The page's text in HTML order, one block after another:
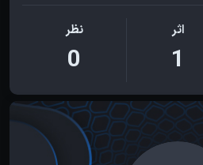
اثر
1
نظر
0